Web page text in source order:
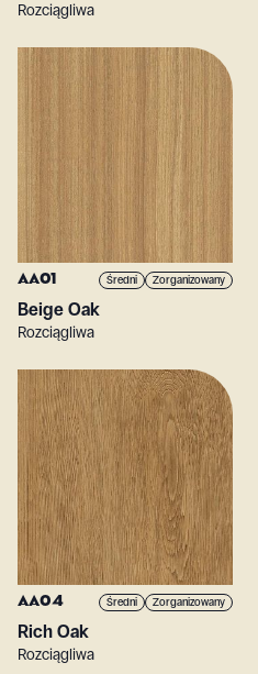
Rozciągliwa
AA01 Średni Zorganizowany
Beige Oak
Rozciągliwa
AA04 Średni Zorganizowany
Rich Oak
Rozciągliwa